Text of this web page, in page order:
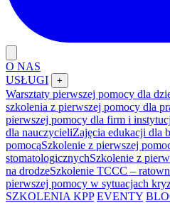
O NAS
USŁUGI
+
Warsztaty pierwszej pomocy dla
szkolenia z pierwszej pomocy dla
pierwszej pomocy dla firm i
dla nauczycieliZajęcia edukacji dla
pomocąSzkolenie z pierwszej
stomatologicznychSzkolenie z
na drodzeSzkolenie TCCC –
pierwszej pomocy w sytuacjach
SZKOLENIA KPP EVENTY